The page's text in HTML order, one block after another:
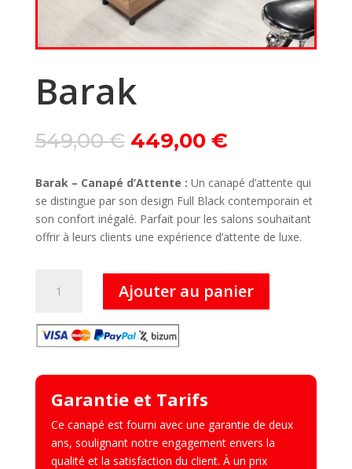
Barak
549,00€ Le
initial
était :
549,00 €.
449,00 €Le
actuel
est :
449,00 €.
Barak – Canapé d’Attente : Un canapé d’attente qui
se distingue par son design Full Black contemporain et
son confort inégalé. Parfait pour les salons souhaitant
offrir à leurs clients une expérience d’attente de luxe.
Ajouter au panier
Garantie et Tarifs
Ce canapé est fourni avec une garantie de deux
ans, soulignant notre engagement envers la
qualité et la satisfaction du client. À un prix